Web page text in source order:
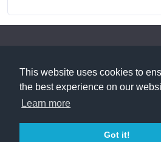
This website uses cookies to
the best experience on our
Learn more
Got it!
Glossar Kontakt
Datenschutzerklärung